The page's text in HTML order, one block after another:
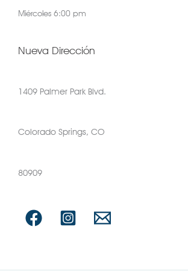
Miércoles 6:00 pm
Nueva Dirección
1409 Palmer Park Blvd.
Colorado Springs, CO
80909